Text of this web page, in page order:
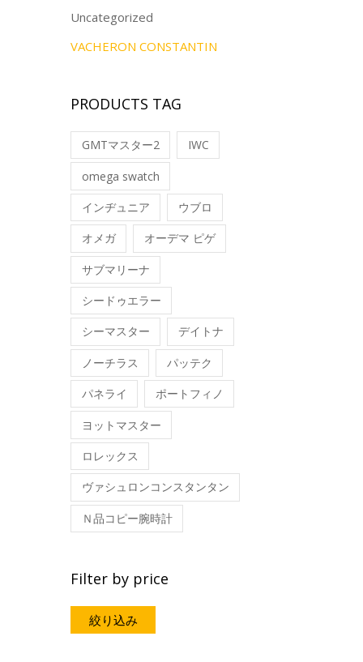
Uncategorized
VACHERON CONSTANTIN
PRODUCTS TAG
GMTマスター2 IWC
omega swatch
インヂュニア ウブロ
オメガ オーデマ ピゲ
サブマリーナ
シードゥエラー
シーマスター デイトナ
ノーチラス パッテク
パネライ ポートフィノ
ヨットマスター
ロレックス
ヴァシュロンコンスタンタン
Ｎ品コピー腕時計
Filter by price
絞り込み